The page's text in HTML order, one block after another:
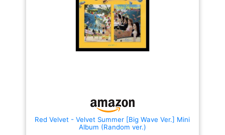
Red Velvet - Velvet Summer [Big Wave Ver.] Mini
Album (Random ver.)